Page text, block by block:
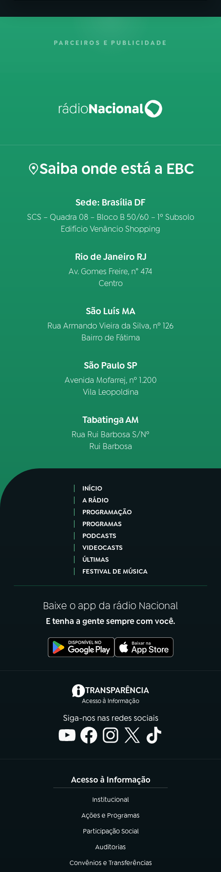
PARCEIROS E PUBLICIDADE
Saiba onde está a EBC
Sede: Brasília DF
SCS – Quadra 08 – Bloco B 50/60 – 1º Subsolo
Edifício Venâncio Shopping
Rio de Janeiro RJ
Av. Gomes Freire, n° 474
Centro
São Luís MA
Rua Armando Vieira da Silva, nº 126
Bairro de Fátima
São Paulo SP
Avenida Mofarrej, nº 1.200
Vila Leopoldina
Tabatinga AM
Rua Rui Barbosa S/Nº
Rui Barbosa
INÍCIO
A RÁDIO
PROGRAMAÇÃO
PROGRAMAS
PODCASTS
VIDEOCASTS
ÚLTIMAS
FESTIVAL DE MÚSICA
Baixe o app da rádio Nacional
E tenha a gente sempre com você.
TRANSPARÊNCIA
Acesso à Informação
(abre em nova aba)
Siga-nos nas redes sociais
Acesso à Informação
Institucional
(abre em nova aba)
Ações e Programas
(abre em nova aba)
Participação Social
(abre em nova aba)
Auditorias
(abre em nova aba)
Convênios e Transferências
(abre em nova aba)